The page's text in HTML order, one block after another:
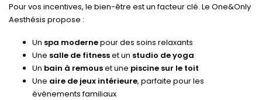
Pour vos incentives, le bien-être est un facteur clé. Le One&Only
Aesthésis propose :
Un spa modernepour des soins relaxants
Une salle de fitnesset un studio de yoga
Un bain à remouset une piscine sur le toit
Une aire de jeux intérieure, parfaite pour les
événements familiaux